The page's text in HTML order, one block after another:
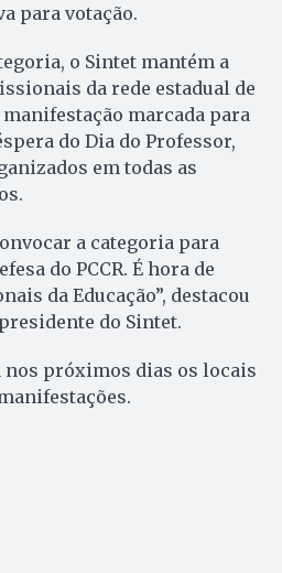
para votação.
o Sintet mantém a
da rede estadual de
marcada para
do Dia do Professor,
em todas as
a categoria para
do PCCR. É hora de
da Educação”, destacou
do Sintet.
próximos dias os locais